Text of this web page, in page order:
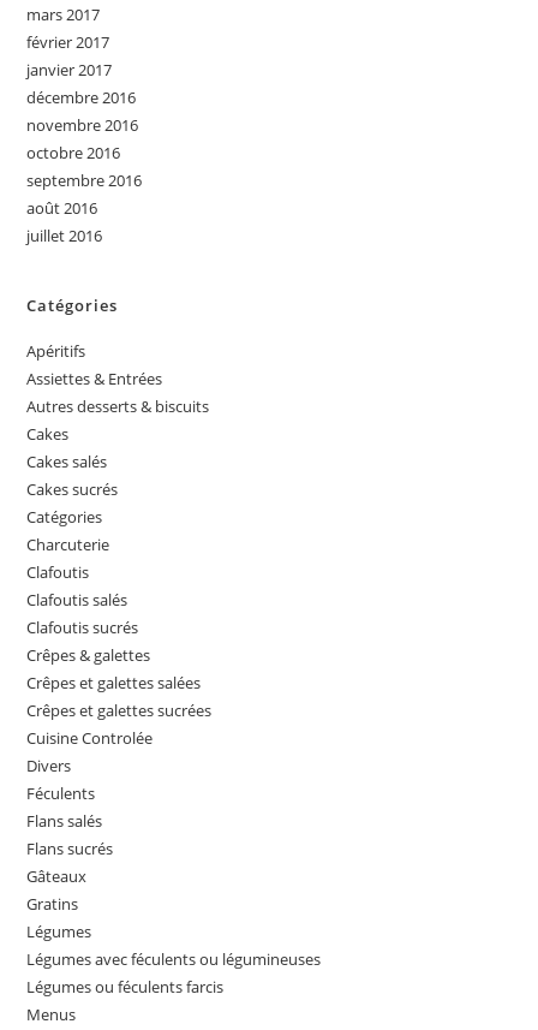
mars 2017
février 2017
janvier 2017
décembre 2016
novembre 2016
octobre 2016
septembre 2016
août 2016
juillet 2016
Catégories
Apéritifs
Assiettes & Entrées
Autres desserts & biscuits
Cakes
Cakes salés
Cakes sucrés
Catégories
Charcuterie
Clafoutis
Clafoutis salés
Clafoutis sucrés
Crêpes & galettes
Crêpes et galettes salées
Crêpes et galettes sucrées
Cuisine Controlée
Divers
Féculents
Flans salés
Flans sucrés
Gâteaux
Gratins
Légumes
Légumes avec féculents ou légumineuses
Légumes ou féculents farcis
Menus